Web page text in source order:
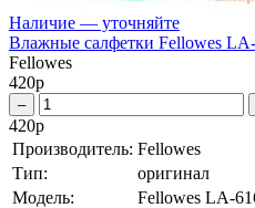
Наличие — уточняйте
Влажные салфетки Fellowes
Fellowes
420р
–
420р
Производитель: Fellowes
Тип:
оригинал
Модель:
Fellowes LA-